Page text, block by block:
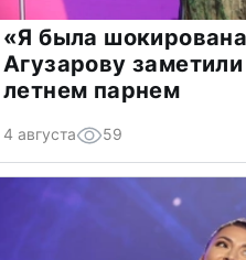
«Я была
Агузарову
летнем парнем
4 августа 59